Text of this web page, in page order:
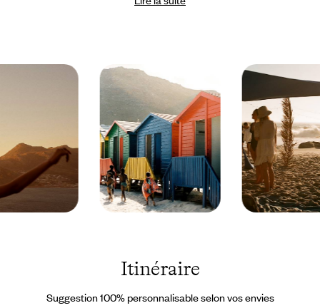
réclame nullement qu’on se bouscule. Vous avez le temps de vous
installer et de profiter de votre environnement, urbain comme
naturel. D’en savourer les vertus. Et si, chemin faisant, un désir
imprévu ou un léger contretemps survenait, vous disposez pour y
répondre des coordonnées de notre service de conciergerie sur
place.
Itinéraire
Suggestion 100% personnalisable selon vos envies